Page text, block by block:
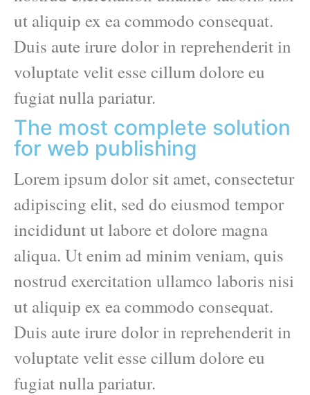
ut aliquip ex ea commodo consequat.
Duis aute irure dolor in reprehenderit in
voluptate velit esse cillum dolore eu
fugiat nulla pariatur.
The most complete solution
for web publishing
Lorem ipsum dolor sit amet, consectetur
adipiscing elit, sed do eiusmod tempor
incididunt ut labore et dolore magna
aliqua. Ut enim ad minim veniam, quis
nostrud exercitation ullamco laboris nisi
ut aliquip ex ea commodo consequat.
Duis aute irure dolor in reprehenderit in
voluptate velit esse cillum dolore eu
fugiat nulla pariatur.